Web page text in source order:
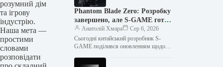
розумний дім
та ігрову
індустрію.
Наша мета —
простими
словами
розповідати
Phantom Blade Zero: Розробку
завершено, але S-GAME готує
сюрприз до старту попередніх
замовлень 11 серпня
Анатолій Хмара
Сер 6, 2026
Сьогодні китайський розробник S-
GAME поділився оновленням щодо